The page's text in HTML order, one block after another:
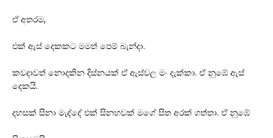
ඒ අතරම,
එක් ඇස් දෙකකට මමත් පෙම් බැන්දා.
කවදාවත් නොදකින දිස්නයක් ඒ ඇස්වල මං දැක්කා. ඒ නුඹේ ඇස්
දෙකයි.
දහසක් සිනා මැද්දේ එක් සිනහවක් මගේ සිත අරක් ගත්තා. ඒ නුඹේ